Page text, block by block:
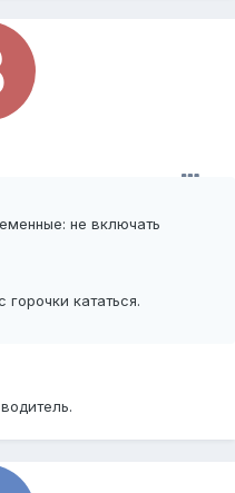
не включать
кататься.